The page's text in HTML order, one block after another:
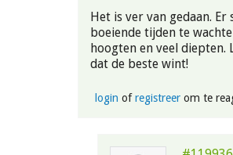
Het is ver van gedaan. Er
boeiende tijden te
hoogten en veel diepten.
dat de beste wint!
login ofregistreerom te